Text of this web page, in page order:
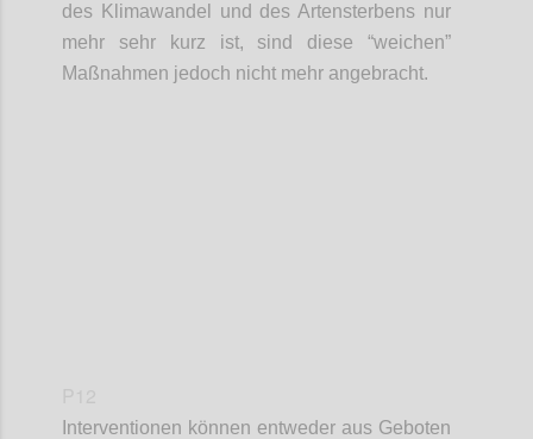
des Klimawandel und des Artensterbens nur
mehr sehr kurz ist, sind diese “weichen”
Maßnahmen jedoch nicht mehr angebracht.
Interventionen können entweder aus Geboten